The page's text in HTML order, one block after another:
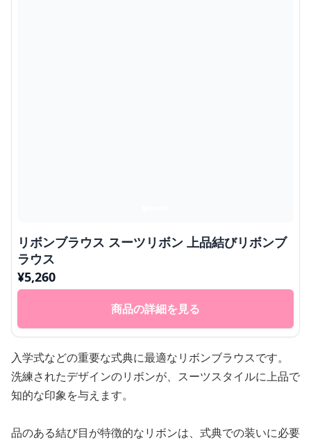
リボンブラウス スーツリボン 上品結びリボンブ
ラウス
¥5,260
商品の詳細を見る
入学式などの重要な式典に最適なリボンブラウスです。
洗練されたデザインのリボンが、スーツスタイルに上品で
知的な印象を与えます。
品のある結び目が特徴的なリボンは、式典での装いに必要